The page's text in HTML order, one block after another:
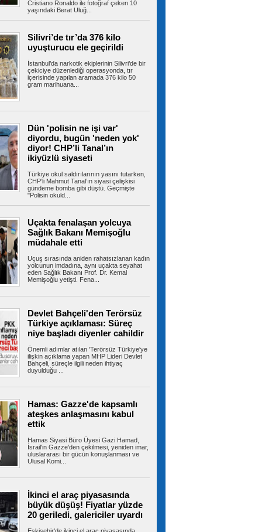
için dev yatırım
Kartal Belediyesi, kent yaşamı ile can dostların
kalitesini artıracak...
Ahbap soruşturmasında MASAK
tek tek incelendi! Kim ne kadar
Cumhuriyet Başsavcılığı'nın yürüttüğü
soruşturması kapsamında...
LGS'de İstanbul'un en yüksek
20 lisesi belli oldu
Geçiş Sistemi (LGS) ilk yerleştirme
açıklanmasının...
Milyonlarca emeklinin maaşında
yapılacak! Tutar netleşti
Güvenlik Kurumu'nun yılbaşından bu
uyguladığı geçmişe dönük prim...
İzmir Otogarı için tahliye kararı!
son noktayı koydu
Beylikdüzü’nde uyuşturucu
62 kilo eroin ve metamfetamin
geçirildi
İstanbul’un Beylikdüzü ilçesinde iki ev ve bir
polis ekiplerince...
İstanbul'da tahliye edilen bina
4 katlı boş bir bina çöktü.
olmadığı öğrenilirken,...
Şehit ve gazilere yeni haklar
kanun teklifi komisyondan geçti
İttifakı tarafından hazırlanan ve
sunulan şehit ve gazilere yeni...
Cristiano Ronaldo ile fotoğraf çeken 10
yaşındaki Berat Uluğ...
Silivri’de tır’da 376 kilo
uyuşturucu ele geçirildi
İstanbul’da narkotik ekiplerinin Silivri’de bir
çekiciye düzenlediği operasyonda, tır
içerisinde yapılan aramada 376 kilo 50
gram marihuana...
Dün 'polisin ne işi var'
diyordu, bugün 'neden yok'
diyor! CHP’li Tanal’ın
ikiyüzlü siyaseti
Türkiye okul saldırılarının yasını tutarken,
CHP’li Mahmut Tanal’ın siyasi çelişkisi
gündeme bomba gibi düştü. Geçmişte
"Polisin okuld...
Uçakta fenalaşan yolcuya
Sağlık Bakanı Memişoğlu
müdahale etti
Uçuş sırasında aniden rahatsızlanan kadın
yolcunun imdadına, aynı uçakta seyahat
eden Sağlık Bakanı Prof. Dr. Kemal
Memişoğlu yetişti. Fena...
Devlet Bahçeli'den Terörsüz
Türkiye açıklaması: Süreç
niye başladı diyenler cahildir
Önemli adımlar atılan 'Terörsüz Türkiye'ye
ilişkin açıklama yapan MHP Lideri Devlet
Bahçeli, süreçle ilgili neden ihtiyaç
duyulduğu ...
Hamas: Gazze'de kapsamlı
ateşkes anlaşmasını kabul
ettik
Hamas Siyasi Büro Üyesi Gazi Hamad,
İsrail'in Gazze'den çekilmesi, yeniden imar,
uluslararası bir gücün konuşlanması ve
Ulusal Komi...
İkinci el araç piyasasında
büyük düşüş! Fiyatlar yüzde
20 geriledi, galericiler uyardı